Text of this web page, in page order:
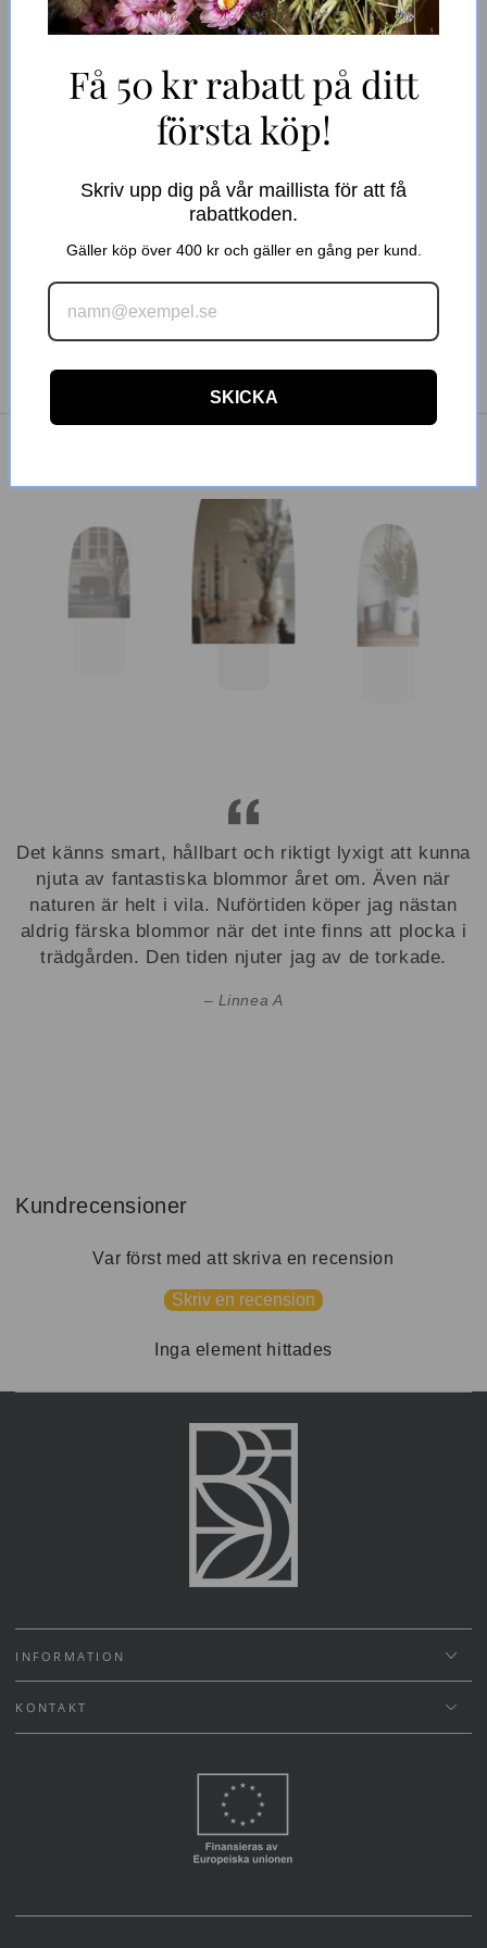
torkat gräs som passar i alla hem. Arrangera för sig själv
eller tillsammans med andra torkade blommor.
Bilden visar helbunt
BESKRIVNING
SPECIFIKATIONER
Längd: ca 60 cm
Vikt: ca 100 gram
Det känns smart, hållbart och riktigt lyxigt att kunna
njuta av fantastiska blommor året om. Även när
naturen är helt i vila. Nuförtiden köper jag nästan
aldrig färska blommor när det inte finns att plocka i
trädgården. Den tiden njuter jag av de torkade.
Linnea A
Kundrecensioner
Var först med att skriva en recension
Skriv en recension
Inga element hittades
INFORMATION
KONTAKT
Få 50 kr rabatt på ditt
första köp!
Skriv upp dig på vår maillista för att få
rabattkoden.
Gäller köp över 400 kr och gäller en gång per kund.
SKICKA